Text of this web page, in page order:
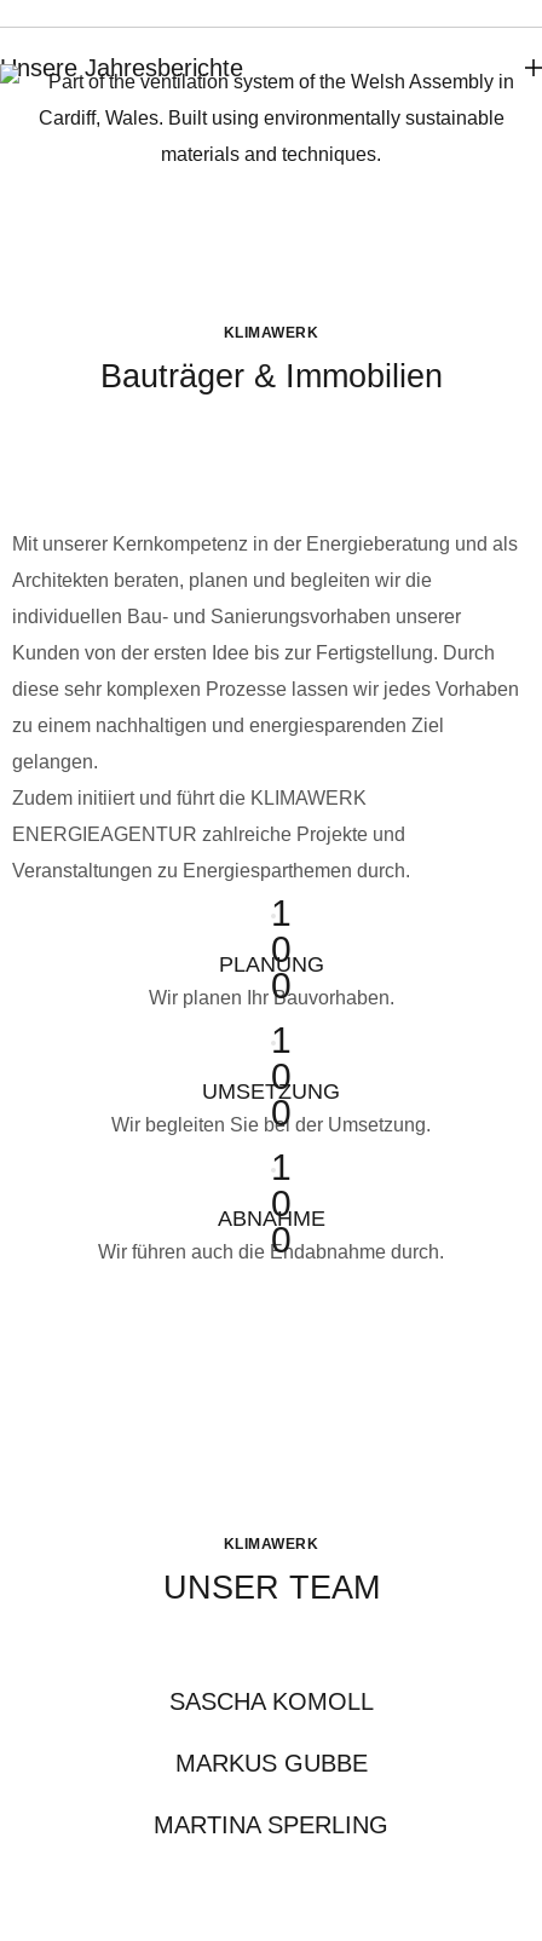
Unsere Jahresberichte
KLIMAWERK
Bauträger & Immobilien
Mit unserer Kernkompetenz in der Energieberatung und als
Architekten beraten, planen und begleiten wir die
individuellen Bau- und Sanierungsvorhaben unserer
Kunden von der ersten Idee bis zur Fertigstellung. Durch
diese sehr komplexen Prozesse lassen wir jedes Vorhaben
zu einem nachhaltigen und energiesparenden Ziel
gelangen.
Zudem initiiert und führt die KLIMAWERK
ENERGIEAGENTUR zahlreiche Projekte und
Veranstaltungen zu Energiesparthemen durch.
1
0
0
PLANUNG
Wir planen Ihr Bauvorhaben.
1
0
0
UMSETZUNG
Wir begleiten Sie bei der Umsetzung.
1
0
0
ABNAHME
Wir führen auch die Endabnahme durch.
KLIMAWERK
UNSER TEAM
SASCHA KOMOLL
MARKUS GUBBE
MARTINA SPERLING